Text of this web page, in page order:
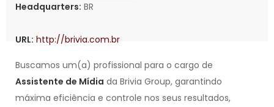
Headquarters: BR
URL: http://brivia.com.br
Buscamos um(a) profissional para o cargo de
Assistente de Mídia da Brivia Group, garantindo
máxima eficiência e controle nos seus resultados,